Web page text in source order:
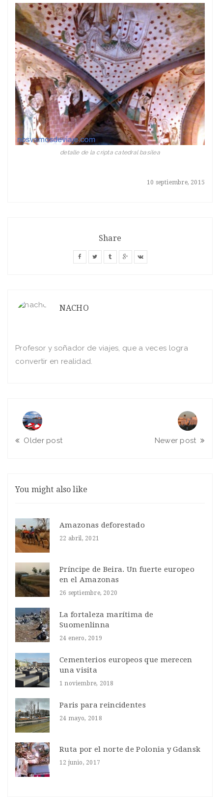
10 septiembre, 2015
detalle de la cripta catedral basilea
Share
NACHO
Profesor y soñador de viajes, que a veces logra
convertir en realidad.
Older post Newer post
You might also like
Amazonas deforestado
22 abril, 2021
Príncipe de Beira. Un fuerte europeo
en el Amazonas
26 septiembre, 2020
La fortaleza marítima de
Suomenlinna
24 enero, 2019
Cementerios europeos que merecen
una visita
1 noviembre, 2018
Paris para reincidentes
24 mayo, 2018
Ruta por el norte de Polonia y Gdansk
12 junio, 2017